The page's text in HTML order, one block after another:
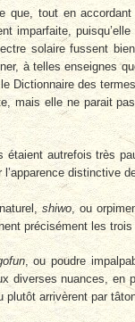
que, tout en
imparfaite,
solaire fussent
à telles enseignes
Dictionnaire des
mais elle ne parait
étaient autrefois très
distinctive
shiwo, ou
précisément les
, ou poudre
diverses nuances,
plutôt arrivèrent par